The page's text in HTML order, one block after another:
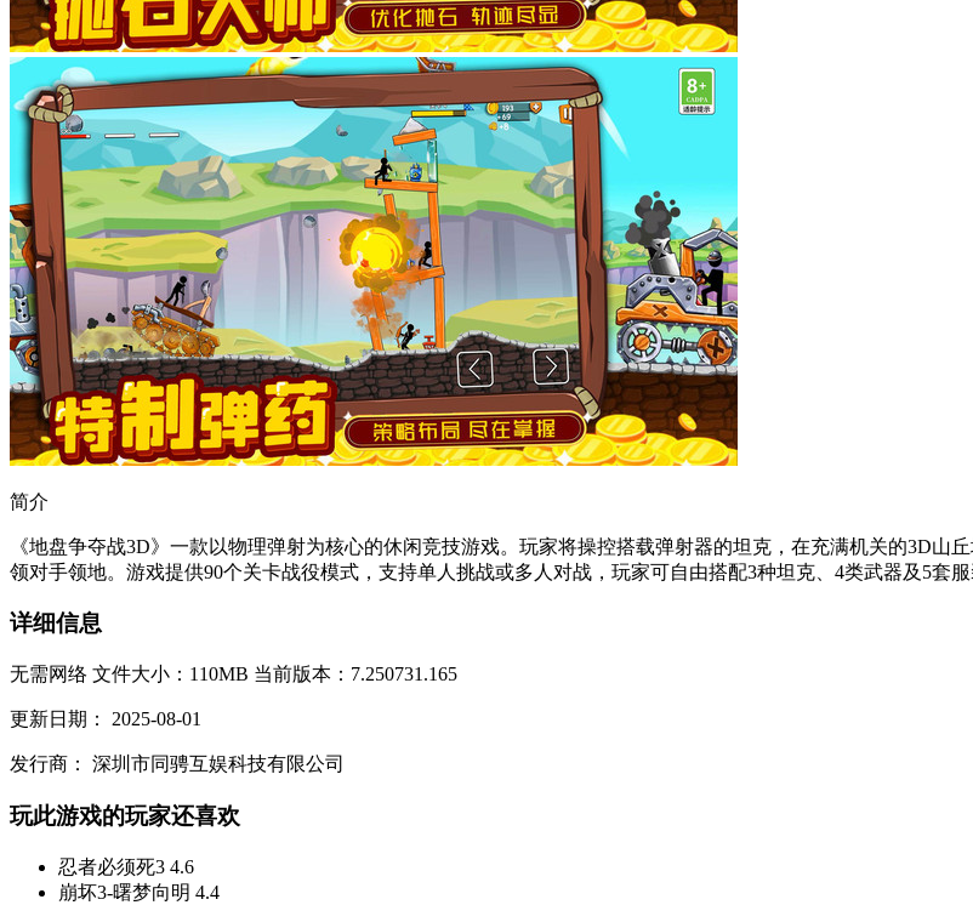
简介
《地盘争夺战3D》一款以物理弹射为核心的休闲竞技游戏。玩家将操控搭载弹射器的坦克，在充满机关的3D
领对手领地。游戏提供90个关卡战役模式，支持单人挑战或多人对战，玩家可自由搭配3种坦克、4类武器及5套
详细信息
无需网络 文件大小：110MB 当前版本：7.250731.165
更新日期： 2025-08-01
发行商： 深圳市同骋互娱科技有限公司
玩此游戏的玩家还喜欢
忍者必须死3 4.6
崩坏3-曙梦向明 4.4